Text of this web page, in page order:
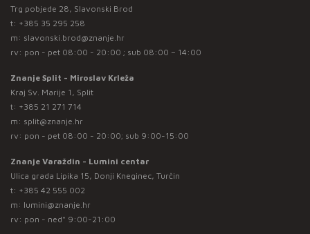
Trg pobjede 28, Slavonski Brod
t: +385 35 295 258
m: slavonski.brod@znanje.hr
rv: pon - pet 08:00 - 20:00 ; sub 08:00 – 14:00
Znanje Split - Miroslav Krleža
Kraj Sv. Marije 1, Split
t: +385 21 271 714
m: split@znanje.hr
rv: pon - pet 08:00 - 20:00; sub 9:00-15:00
Znanje Varaždin - Lumini centar
Ulica grada Lipika 15, Donji Kneginec, Turčin
t: +385 42 555 002
m: lumini@znanje.hr
rv: pon - ned* 9:00-21:00